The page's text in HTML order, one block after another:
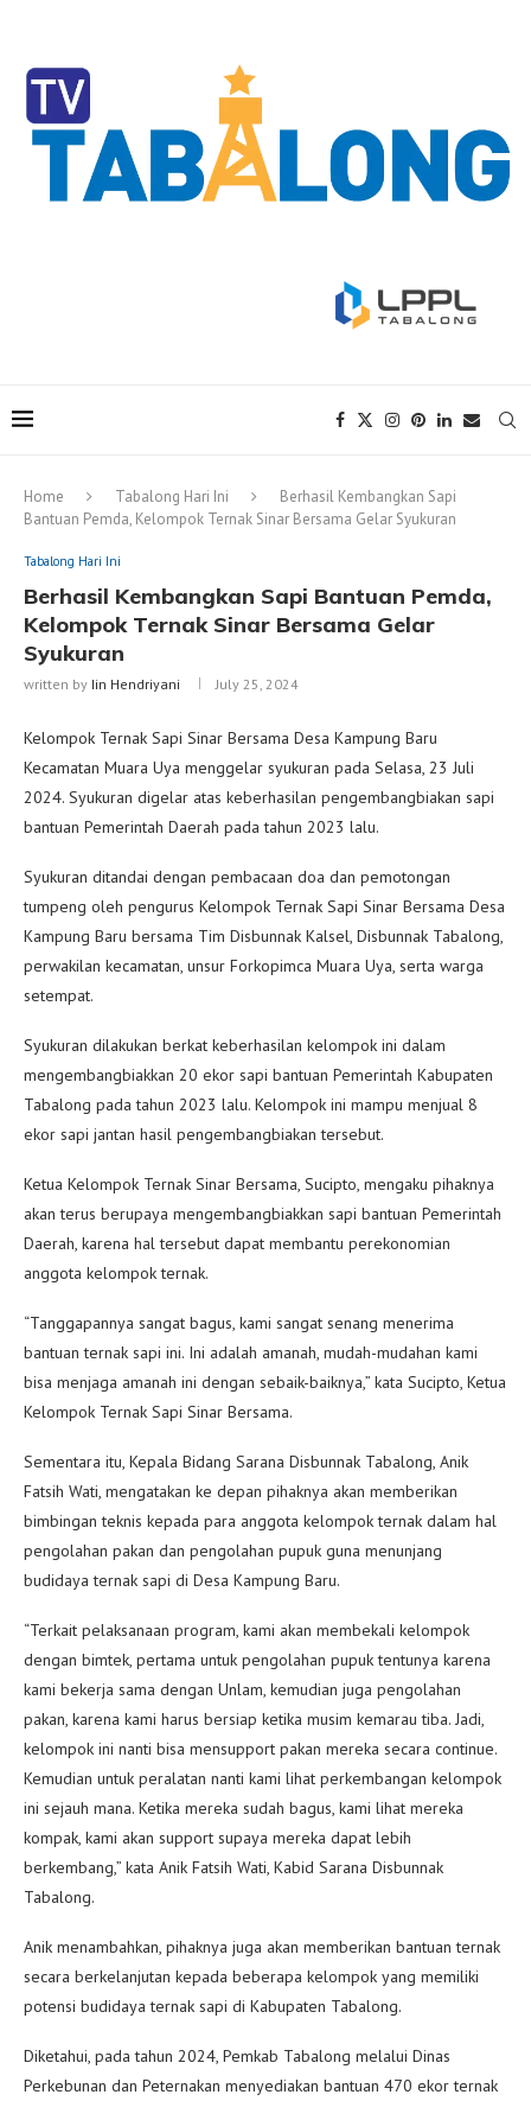
Home Tabalong Hari Ini
Berhasil Kembangkan Sapi
Bantuan Pemda, Kelompok Ternak Sinar Bersama Gelar Syukuran
Tabalong Hari Ini
Berhasil Kembangkan Sapi Bantuan Pemda,
Kelompok Ternak Sinar Bersama Gelar
Syukuran
written by Iin Hendriyani July 25, 2024
Kelompok Ternak Sapi Sinar Bersama Desa Kampung Baru
Kecamatan Muara Uya menggelar syukuran pada Selasa, 23 Juli
2024. Syukuran digelar atas keberhasilan pengembangbiakan sapi
bantuan Pemerintah Daerah pada tahun 2023 lalu.
Syukuran ditandai dengan pembacaan doa dan pemotongan
tumpeng oleh pengurus Kelompok Ternak Sapi Sinar Bersama Desa
Kampung Baru bersama Tim Disbunnak Kalsel, Disbunnak Tabalong,
perwakilan kecamatan, unsur Forkopimca Muara Uya, serta warga
setempat.
Syukuran dilakukan berkat keberhasilan kelompok ini dalam
mengembangbiakkan 20 ekor sapi bantuan Pemerintah Kabupaten
Tabalong pada tahun 2023 lalu. Kelompok ini mampu menjual 8
ekor sapi jantan hasil pengembangbiakan tersebut.
Ketua Kelompok Ternak Sinar Bersama, Sucipto, mengaku pihaknya
akan terus berupaya mengembangbiakkan sapi bantuan Pemerintah
Daerah, karena hal tersebut dapat membantu perekonomian
anggota kelompok ternak.
“Tanggapannya sangat bagus, kami sangat senang menerima
bantuan ternak sapi ini. Ini adalah amanah, mudah-mudahan kami
bisa menjaga amanah ini dengan sebaik-baiknya,” kata Sucipto, Ketua
Kelompok Ternak Sapi Sinar Bersama.
Sementara itu, Kepala Bidang Sarana Disbunnak Tabalong, Anik
Fatsih Wati, mengatakan ke depan pihaknya akan memberikan
bimbingan teknis kepada para anggota kelompok ternak dalam hal
pengolahan pakan dan pengolahan pupuk guna menunjang
budidaya ternak sapi di Desa Kampung Baru.
“Terkait pelaksanaan program, kami akan membekali kelompok
dengan bimtek, pertama untuk pengolahan pupuk tentunya karena
kami bekerja sama dengan Unlam, kemudian juga pengolahan
pakan, karena kami harus bersiap ketika musim kemarau tiba. Jadi,
kelompok ini nanti bisa mensupport pakan mereka secara continue.
Kemudian untuk peralatan nanti kami lihat perkembangan kelompok
ini sejauh mana. Ketika mereka sudah bagus, kami lihat mereka
kompak, kami akan support supaya mereka dapat lebih
berkembang,” kata Anik Fatsih Wati, Kabid Sarana Disbunnak
Tabalong.
Anik menambahkan, pihaknya juga akan memberikan bantuan ternak
secara berkelanjutan kepada beberapa kelompok yang memiliki
potensi budidaya ternak sapi di Kabupaten Tabalong.
Diketahui, pada tahun 2024, Pemkab Tabalong melalui Dinas
Perkebunan dan Peternakan menyediakan bantuan 470 ekor ternak